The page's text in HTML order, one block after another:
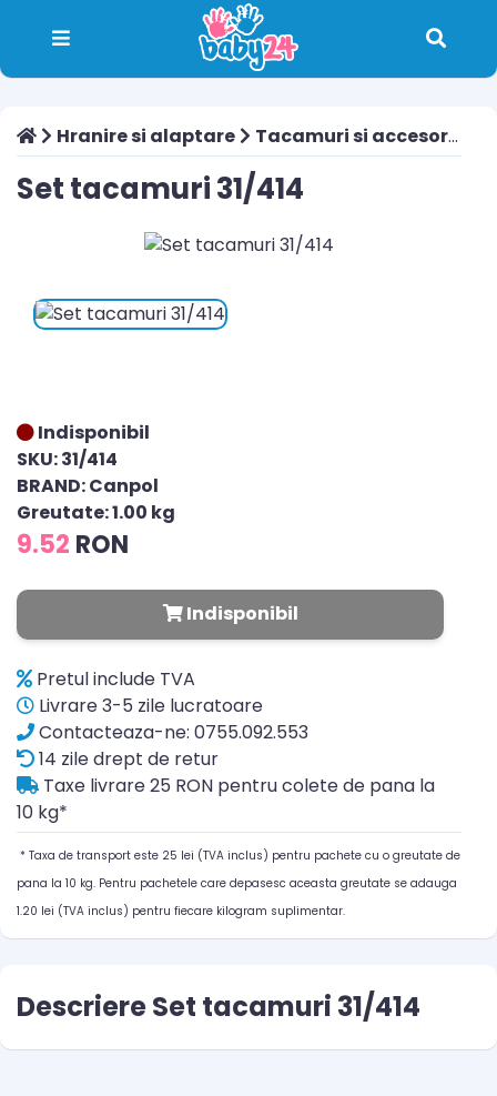
Hranire si alaptare Tacamuri si accesorii
Set tacamuri 31/414
Indisponibil
SKU: 31/414
BRAND: Canpol
Greutate: 1.00 kg
9.52 RON
Indisponibil
Pretul include TVA
Livrare 3-5 zile lucratoare
Contacteaza-ne: 0755.092.553
14 zile drept de retur
Taxe livrare 25 RON pentru colete de pana la
10 kg*
* Taxa de transport este 25 lei (TVA inclus) pentru pachete cu o greutate de
pana la 10 kg. Pentru pachetele care depasesc aceasta greutate se adauga
1.20 lei (TVA inclus) pentru fiecare kilogram suplimentar.
Descriere Set tacamuri 31/414